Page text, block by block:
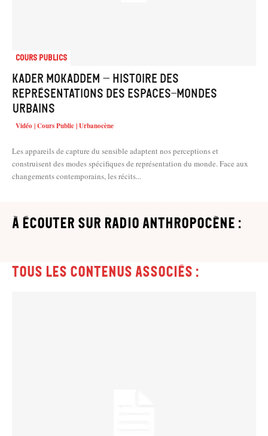
Cours Publics
Kader Mokaddem – Histoire des
représentations des espaces-mondes
urbains
Vidéo | Cours Public | Urbanocène
Les appareils de capture du sensible adaptent nos perceptions et
construisent des modes spécifiques de représentation du monde. Face aux
changements contemporains, les récits...
à écouter sur Radio Anthropocène :
Tous les contenus associés :